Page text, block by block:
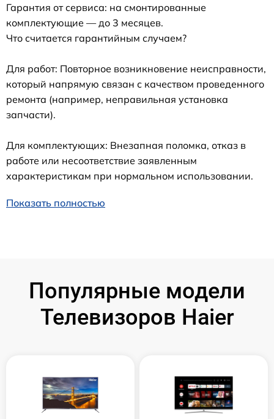
Гарантия от сервиса: на смонтированные
комплектующие — до 3 месяцев.
Что считается гарантийным случаем?
Для работ: Повторное возникновение неисправности,
который напрямую связан с качеством проведенного
ремонта (например, неправильная установка
запчасти).
Для комплектующих: Внезапная поломка, отказ в
работе или несоответствие заявленным
характеристикам при нормальном использовании.
Показать полностью
Популярные модели
Телевизоров Haier